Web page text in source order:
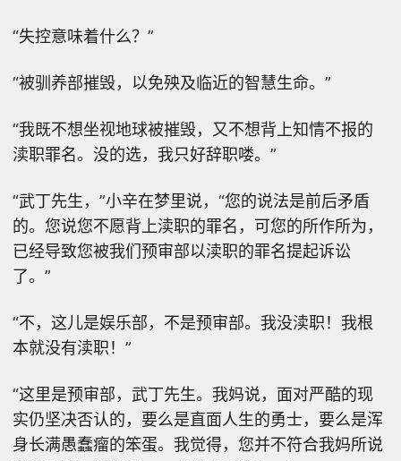
“失控意味着什么？”
“被驯养部摧毁，以免殃及临近的智慧生命。”
“我既不想坐视地球被摧毁，又不想背上知情不报的
渎职罪名。没的选，我只好辞职喽。”
“武丁先生，”小辛在梦里说，“您的说法是前后矛盾
的。您说您不愿背上渎职的罪名，可您的所作所为，
已经导致您被我们预审部以渎职的罪名提起诉讼
了。”
“不，这儿是娱乐部，不是预审部。我没渎职！我根
本就没有渎职！”
“这里是预审部，武丁先生。我妈说，面对严酷的现
实仍坚决否认的，要么是直面人生的勇士，要么是浑
身长满愚蠢瘤的笨蛋。我觉得，您并不符合我妈所说